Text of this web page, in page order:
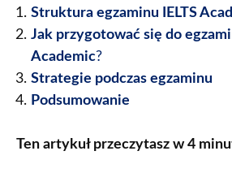
Struktura egzaminu IELTS
Jak przygotować się do
Academic?
Strategie podczas egzaminu
Podsumowanie
Ten artykuł przeczytasz w 4